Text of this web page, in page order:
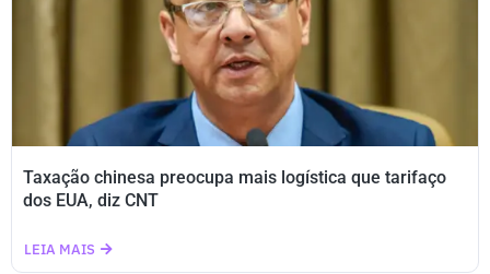
Taxação chinesa preocupa mais logística que tarifaço
dos EUA, diz CNT
LEIA MAIS